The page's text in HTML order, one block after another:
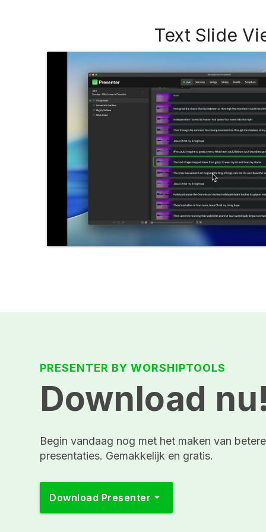
Text Slide
PRESENTER BY WORSHIPTOOLS
Download
Begin vandaag nog met het maken van betere
presentaties. Gemakkelijk en gratis.
Download Presenter arrow_drop_down